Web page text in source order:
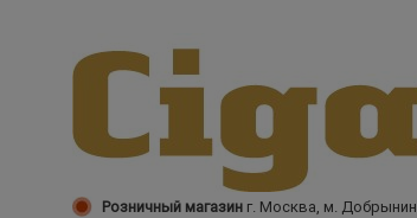
Розничный магазин г. Москва, м.